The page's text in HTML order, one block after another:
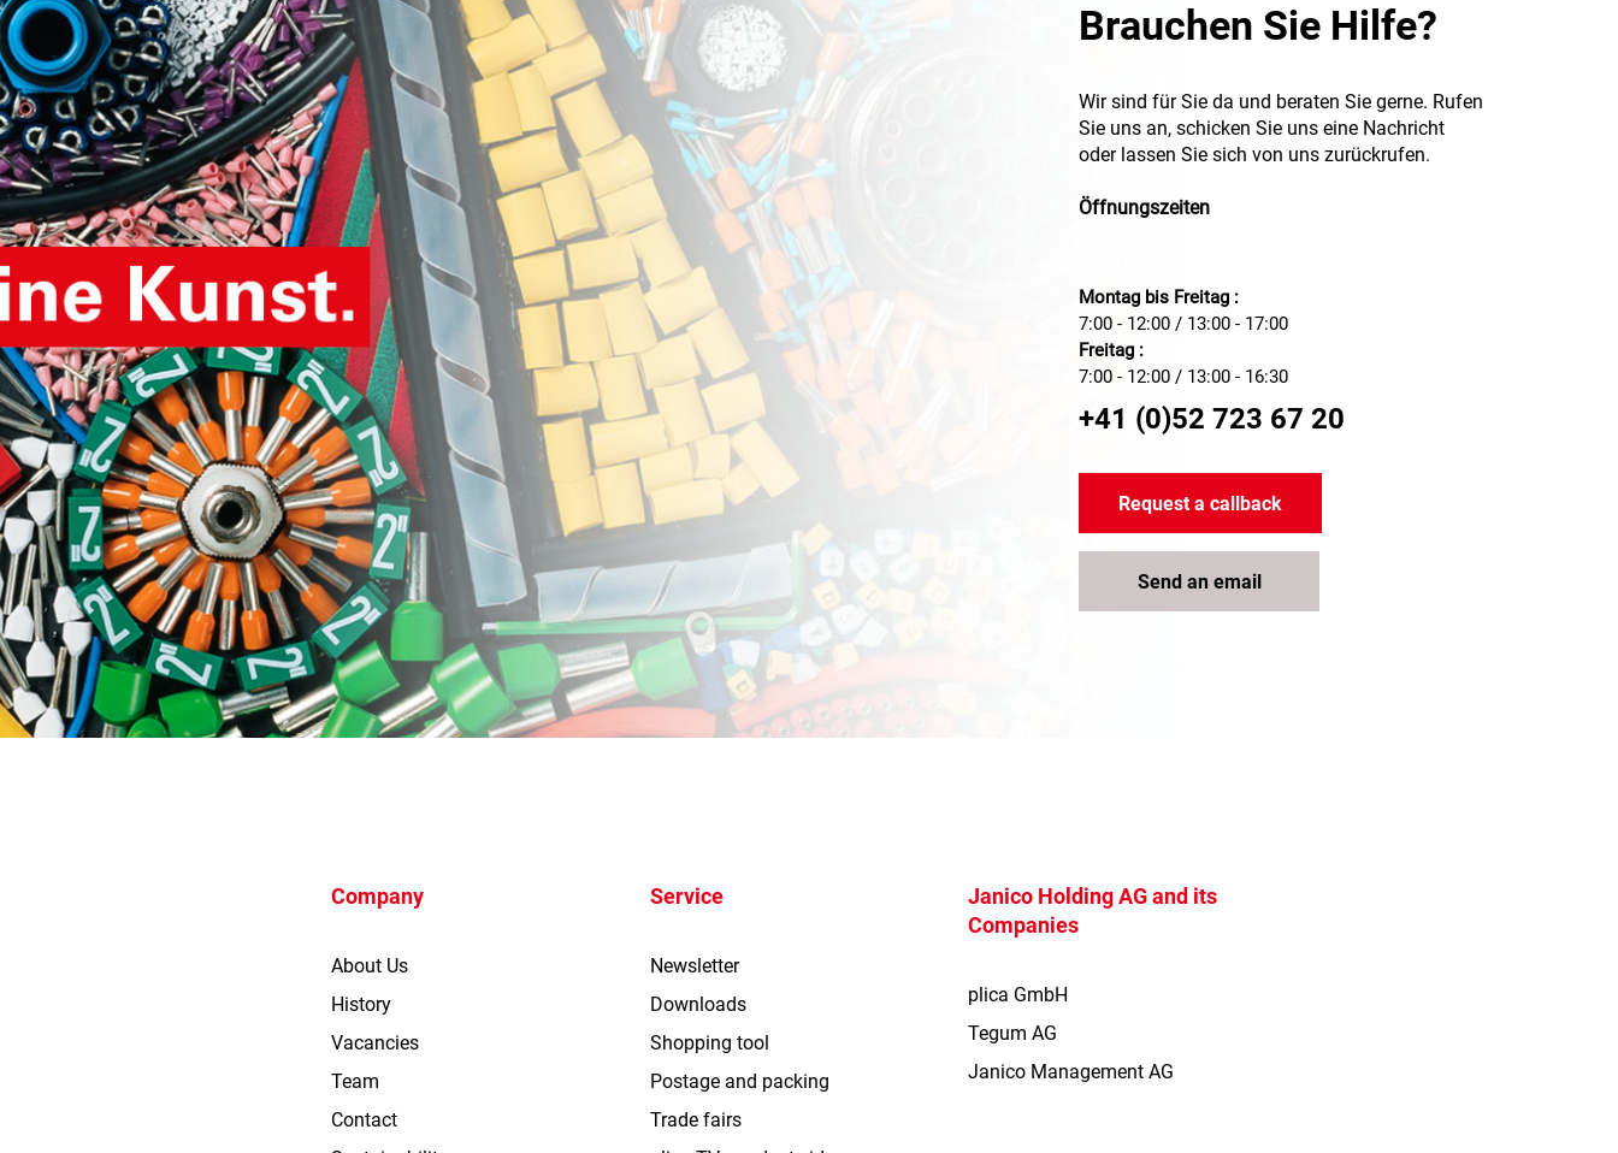
Brauchen Sie Hilfe?
Wir sind für Sie da und beraten Sie gerne. Rufen
Sie uns an, schicken Sie uns eine Nachricht
oder lassen Sie sich von uns zurückrufen.
Öffnungszeiten
Montag bis Freitag :
7:00 - 12:00 / 13:00 - 17:00
Freitag :
7:00 - 12:00 / 13:00 - 16:30
+41 (0)52 723 67 20
Request a callback
Send an email
Company
About Us
History
Vacancies
Team
Contact
Service
Newsletter
Downloads
Shopping tool
Postage and packing
Trade fairs
Janico Holding AG and its
Companies
plica GmbH
Tegum AG
Janico Management AG